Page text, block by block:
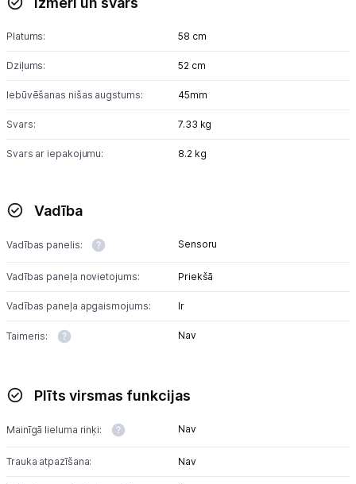
Platums: 58 cm
Dziļums: 52 cm
Iebūvēšanas nišas augstums: 45mm
Svars: 7.33 kg
Svars ar iepakojumu: 8.2 kg
Vadība
Vadības panelis: Sensoru
Vadības paneļa novietojums: Priekšā
Vadības paneļa apgaismojums: Ir
Taimeris: Nav
Plīts virsmas funkcijas
Mainīgā lieluma rinķi: Nav
Trauka atpazīšana: Nav